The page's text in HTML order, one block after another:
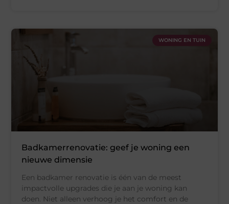
WONING EN TUIN
Badkamerrenovatie: geef je woning een
nieuwe dimensie
Een badkamer renovatie is één van de meest
impactvolle upgrades die je aan je woning kan
doen. Niet alleen verhoog je het comfort en de